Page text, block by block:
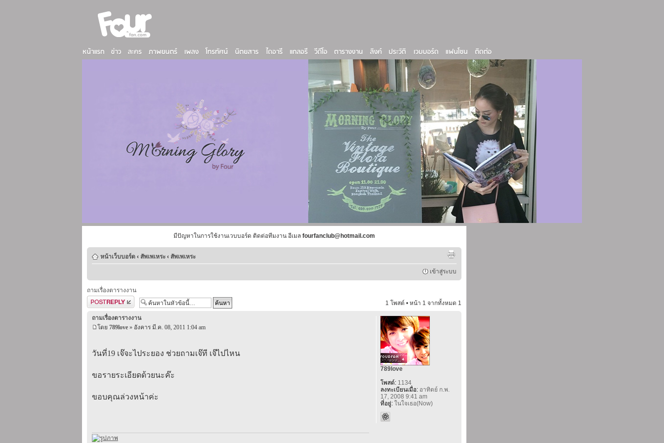
มีปัญหาในการใช้งานเวบบอร์ด ติดต่อทีมงาน อีเมล fourfanclub@hotmail.com
หน้าเว็บบอร์ด ‹ สัพเพเหระ ‹ สัพเพเหระ
เข้าสู่ระบบ
ถามเรื่องตารางงาน
ตอบกระทู้
1 โพสต์ • หน้า 1 จากทั้งหมด 1
ถามเรื่องตารางงาน
โดย 789love » อังคาร มี.ค. 08, 2011 1:04 am
วันที่19 เจ๊จะไประยอง ช่วยถามเจ๊ที เจ๊ไปไหน
ขอรายระเอียดด้วยนะค๊ะ
ขอบคุณล่วงหน้าค่ะ
789love
โพสต์:1134
ลงทะเบียนเมื่อ:อาทิตย์ ก.พ.
17, 2008 9:41 am
ที่อยู่:ในใจเธอ(Now)